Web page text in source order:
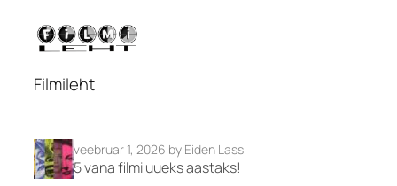
Filmileht
veebruar 1, 2026 by Eiden Lass
5 vana filmi uueks aastaks!